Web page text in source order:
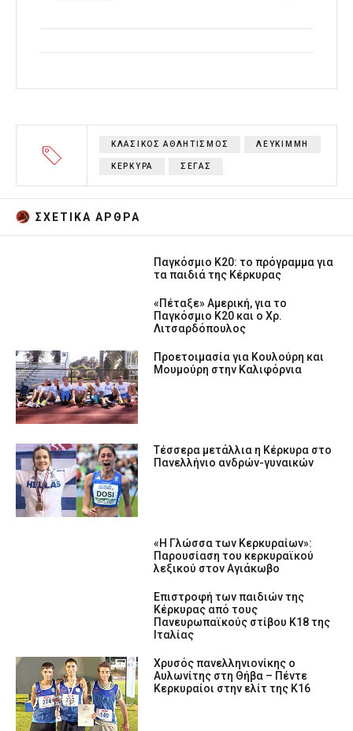
ΚΛΑΣΙΚΟΣ ΑΘΛΗΤΙΣΜΟΣ ΛΕΥΚΙΜΜΗ
ΚΕΡΚΥΡΑ ΣΕΓΑΣ
ΣΧΕΤΙΚA AΡΘΡΑ
Παγκόσμιο Κ20: το πρόγραμμα για
τα παιδιά της Κέρκυρας
«Πέταξε» Αμερική, για το
Παγκόσμιο Κ20 και ο Χρ.
Λιτσαρδόπουλος
Προετοιμασία για Κουλούρη και
Μουμούρη στην Καλιφόρνια
Τέσσερα μετάλλια η Κέρκυρα στο
Πανελλήνιο ανδρών-γυναικών
«Η Γλώσσα των Κερκυραίων»:
Παρουσίαση του κερκυραϊκού
λεξικού στον Αγιάκωβο
Επιστροφή των παιδιών της
Κέρκυρας από τους
Πανευρωπαϊκούς στίβου Κ18 της
Ιταλίας
Χρυσός πανελληνιονίκης ο
Αυλωνίτης στη Θήβα – Πέντε
Κερκυραίοι στην ελίτ της Κ16